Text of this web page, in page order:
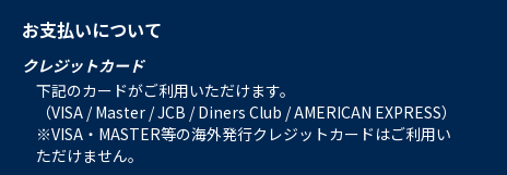
お支払いについて
クレジットカード
下記のカードがご利用いただけます。
（VISA / Master / JCB / Diners Club / AMERICAN EXPRESS）
※VISA・MASTER等の海外発行クレジットカードはご利用い
ただけません。